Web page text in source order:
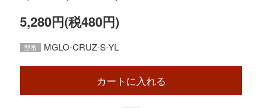
5,280円(税480円)
型番 MGLO-CRUZ-S-YL
カートに入れる